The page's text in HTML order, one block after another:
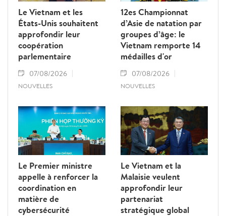
Le Vietnam et les
États-Unis souhaitent
approfondir leur
coopération
parlementaire
07/08/2026
NOUVELLES
12es Championnat
d’Asie de natation par
groupes d’âge: le
Vietnam remporte 14
médailles d'or
07/08/2026
NOUVELLES
Le Premier ministre
appelle à renforcer la
coordination en
matière de
cybersécurité
Le Vietnam et la
Malaisie veulent
approfondir leur
partenariat
stratégique global